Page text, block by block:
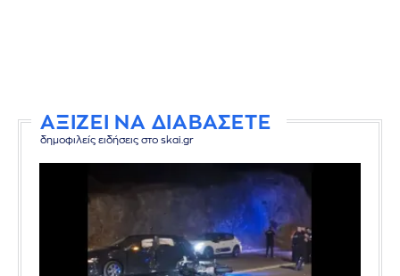
ΑΞΙΖΕΙ ΝΑ ΔΙΑΒΑΣΕΤΕ
δημοφιλείς ειδήσεις στο skai.gr